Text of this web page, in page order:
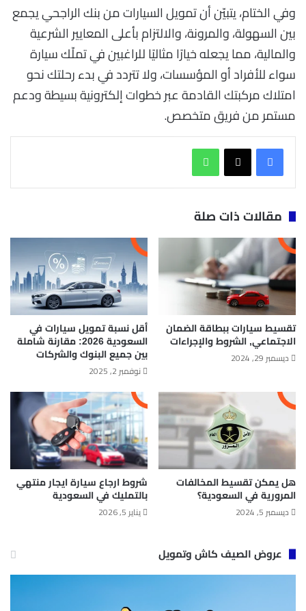
وفي الختام، يتبيّن أن تمويل السيارات من بنك الراجحي يجمع
بين السهولة، والمرونة، والالتزام بأعلى المعايير الشرعية
والمالية، مما يجعله خيارًا مثاليًا للراغبين في تملّك سيارة
سواء للأفراد أو المؤسسات، ولا تتردد في بدء رحلتك نحو
امتلاك مركبتك القادمة عبر خطوات إلكترونية بسيطة ودعم
مستمر من فريق متخصص.
مقالات ذات صلة
تقسيط سيارات ببطاقة الضمان
الاجتماعي, الشروط والإجراءات
ديسمبر 29, 2024
أقل نسبة تمويل سيارات في
السعودية 2026: مقارنة شاملة
بين جميع البنوك والشركات
نوفمبر 2, 2025
هل يمكن تقسيط المخالفات
المرورية في السعودية؟
ديسمبر 5, 2024
شروط ارجاع سيارة ايجار منتهي
بالتمليك في السعودية
يناير 5, 2026
عروض الصيف كاش وتمويل